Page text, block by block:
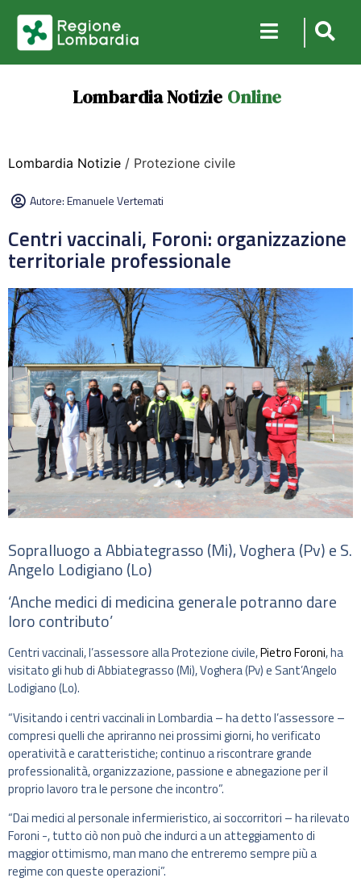
Lombardia Notizie Online
Lombardia Notizie / Protezione civile
Autore:Emanuele Vertemati
Centri vaccinali, Foroni: organizzazione
territoriale professionale
Sopralluogo a Abbiategrasso (Mi), Voghera (Pv) e S.
Angelo Lodigiano (Lo)
‘Anche medici di medicina generale potranno dare
loro contributo’
Centri vaccinali, l’assessore alla Protezione civile,Pietro Foroni, ha
visitato gli hub di Abbiategrasso (Mi), Voghera (Pv) e Sant’Angelo
Lodigiano (Lo).
“Visitando i centri vaccinali in Lombardia – ha detto l’assessore –
compresi quelli che apriranno nei prossimi giorni, ho verificato
operatività e caratteristiche; continuo a riscontrare grande
professionalità, organizzazione, passione e abnegazione per il
proprio lavoro tra le persone che incontro”.
“Dai medici al personale infermieristico, ai soccorritori – ha rilevato
Foroni -, tutto ciò non può che indurci a un atteggiamento di
maggior ottimismo, man mano che entreremo sempre più a
regime con queste operazioni”.